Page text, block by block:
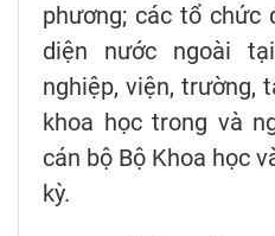
phương; các tổ chức
diện nước ngoài
nghiệp, viện, trường,
khoa học trong và
cán bộ Bộ Khoa học
kỳ.